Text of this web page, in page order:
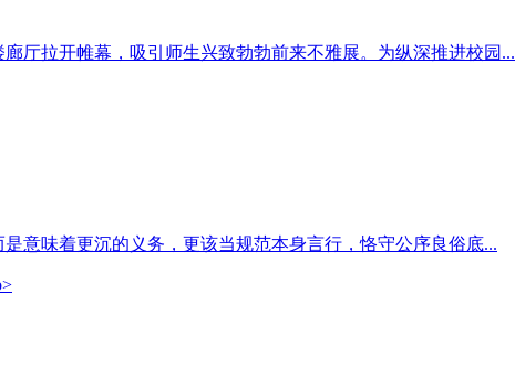
厅拉开帷幕，吸引师生兴致勃勃前来不雅展。为纵深推进校园...
意味着更沉的义务，更该当规范本身言行，恪守公序良俗底...